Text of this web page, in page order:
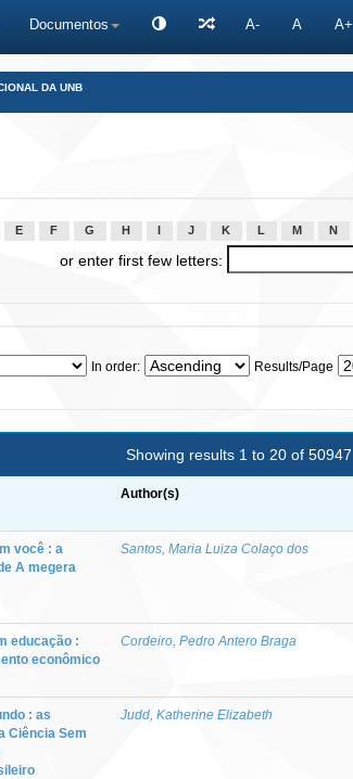
Documentos A- A A+
DA UNB
E F G H J K L M N
or enter first few letters:
In order: Results/Page
Showing results 1 to 20 of 50947
Author(s)
você : a
A megera
Santos, Maria Luiza Colaço dos
educação :
econômico
Cordeiro, Pedro Antero Braga
: as
Ciência Sem
Judd, Katherine Elizabeth